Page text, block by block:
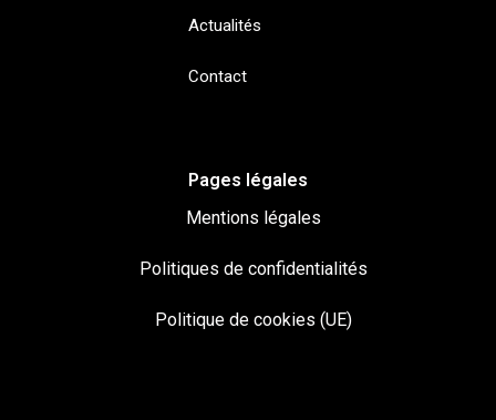
Actualités
Contact
Pages légales
Mentions légales
Politiques de confidentialités
Politique de cookies (UE)